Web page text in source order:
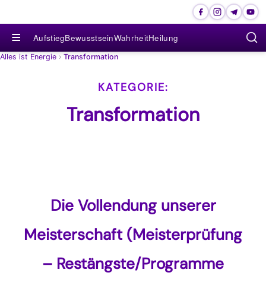
≡ AufstiegBewusstseinWahrheitHeilung
Alles ist Energie › Transformation
Transformation
Die Vollendung unserer
Meisterschaft (Meisterprüfung
– Restängste/Programme